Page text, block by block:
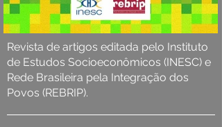
Revista de artigos editada pelo Instituto
de Estudos Socioeconômicos (INESC) e
Rede Brasileira pela Integração dos
Povos (REBRIP).